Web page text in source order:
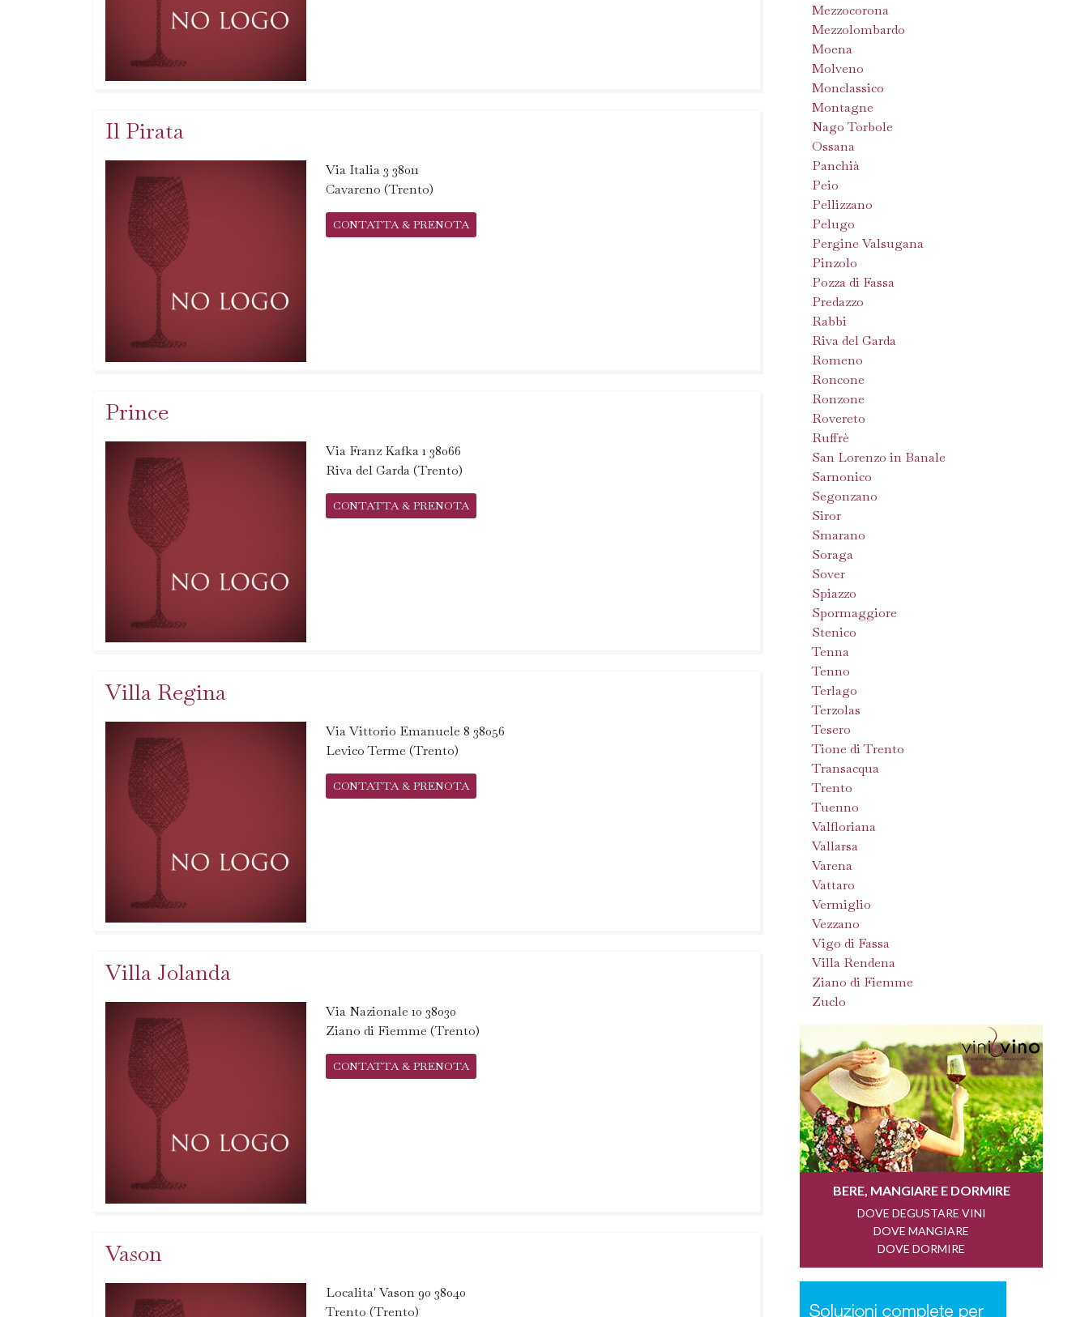
Il Pirata
Via Italia 3 38011
Cavareno (Trento)
CONTATTA & PRENOTA
Prince
Via Franz Kafka 1 38066
Riva del Garda (Trento)
CONTATTA & PRENOTA
Villa Regina
Via Vittorio Emanuele 8 38056
Levico Terme (Trento)
CONTATTA & PRENOTA
Villa Jolanda
Via Nazionale 10 38030
Ziano di Fiemme (Trento)
CONTATTA & PRENOTA
Vason
Localita' Vason 90 38040
Trento (Trento)
Mezzocorona
Mezzolombardo
Moena
Molveno
Monclassico
Montagne
Nago Torbole
Ossana
Panchià
Peio
Pellizzano
Pelugo
Pergine Valsugana
Pinzolo
Pozza di Fassa
Predazzo
Rabbi
Riva del Garda
Romeno
Roncone
Ronzone
Rovereto
Ruffrè
San Lorenzo in Banale
Sarnonico
Segonzano
Siror
Smarano
Soraga
Sover
Spiazzo
Spormaggiore
Stenico
Tenna
Tenno
Terlago
Terzolas
Tesero
Tione di Trento
Transacqua
Trento
Tuenno
Valfloriana
Vallarsa
Varena
Vattaro
Vermiglio
Vezzano
Vigo di Fassa
Villa Rendena
Ziano di Fiemme
Zuclo